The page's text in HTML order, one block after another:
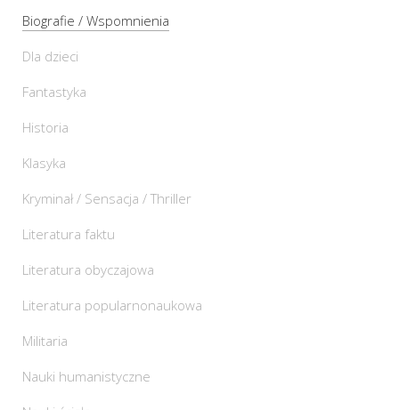
Biografie / Wspomnienia
Dla dzieci
Fantastyka
Historia
Klasyka
Kryminał / Sensacja / Thriller
Literatura faktu
Literatura obyczajowa
Literatura popularnonaukowa
Militaria
Nauki humanistyczne